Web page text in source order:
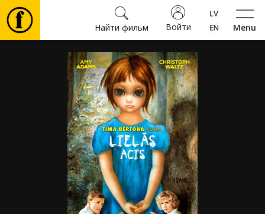
Menu
Войти
Найти фильм
Фильмы
Культура
Мероприятия
Новости